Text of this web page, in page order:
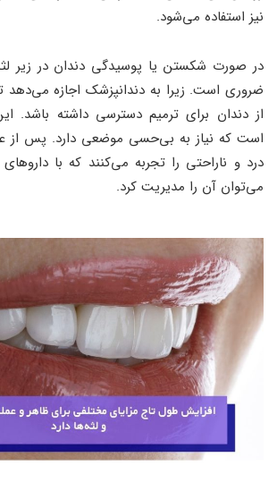
نیز استفاده می‌شود.
در صورت شکستن یا پوسیدگی دندان در زیر
ضروری است. زیرا به دندانپزشک اجازه
از دندان برای ترمیم دسترسی داشته
است که نیاز به بی‌حسی موضعی دارد. پس از
درد و ناراحتی را تجربه می‌کنند که با
می‌توان آن را مدیریت کرد.